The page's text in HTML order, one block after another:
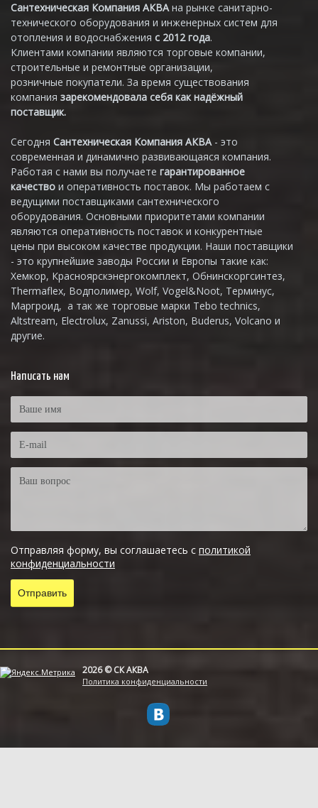
Сантехническая Компания АКВАна рынке санитарно-
технического оборудования и инженерных систем для
отопления и водоснабжения с 2012 года.
Клиентами компании являются торговые компании,
строительные и ремонтные организации,
розничные покупатели. За время существования
компания зарекомендовала себя как надёжный
поставщик.
Сегодня Сантехническая Компания АКВА - это
современная и динамично развивающаяся компания.
Работая с нами вы получаете гарантированное
качество и оперативность поставок. Мы работаем с
ведущими поставщиками сантехнического
оборудования. Основными приоритетами компании
являются оперативность поставок и конкурентные
цены при высоком качестве продукции. Наши поставщики
- это крупнейшие заводы России и Европы такие как:
Хемкор, Красноярскэнергокомплект, Обнинскоргсинтез,
Thermaflex, Водполимер, Wolf, Vogel&Noot, Терминус,
Маргроид, а так же торговые марки Tebo technics,
Altstream, Electrolux, Zanussi, Ariston, Buderus, Volcano и
другие.
Написать нам
Отправляя форму, вы соглашаетесь с политикой
конфиденциальности
2026 © СК АКВА
Политика конфиденциальности